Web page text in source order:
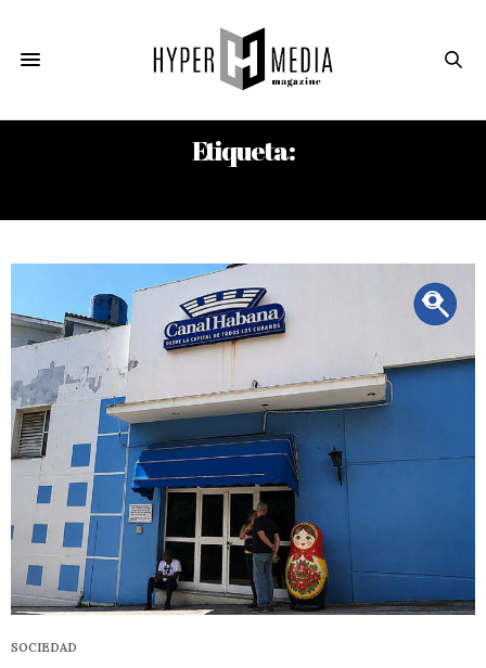
Etiqueta:
SOCIEDAD